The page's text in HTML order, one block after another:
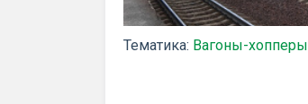
Тематика: Вагоны-хопперы